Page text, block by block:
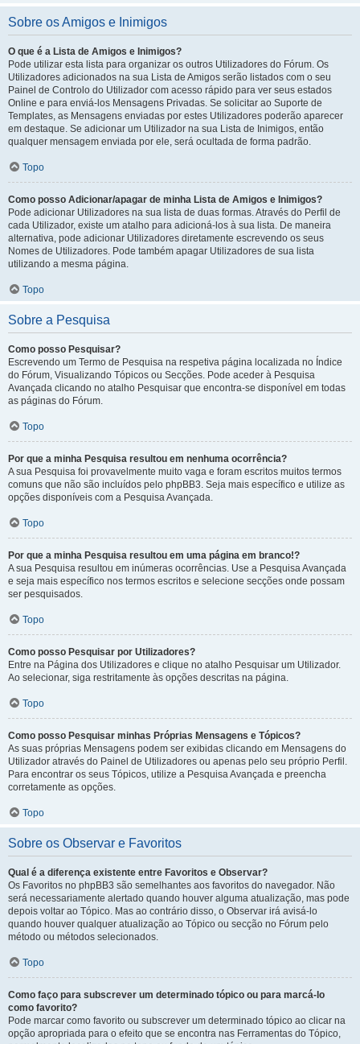
Sobre os Amigos e Inimigos
O que é a Lista de Amigos e Inimigos?
Pode utilizar esta lista para organizar os outros Utilizadores do Fórum. Os
Utilizadores adicionados na sua Lista de Amigos serão listados com o seu
Painel de Controlo do Utilizador com acesso rápido para ver seus estados
Online e para enviá-los Mensagens Privadas. Se solicitar ao Suporte de
Templates, as Mensagens enviadas por estes Utilizadores poderão aparecer
em destaque. Se adicionar um Utilizador na sua Lista de Inimigos, então
qualquer mensagem enviada por ele, será ocultada de forma padrão.
Topo
Como posso Adicionar/apagar de minha Lista de Amigos e Inimigos?
Pode adicionar Utilizadores na sua lista de duas formas. Através do Perfil de
cada Utilizador, existe um atalho para adicioná-los à sua lista. De maneira
alternativa, pode adicionar Utilizadores diretamente escrevendo os seus
Nomes de Utilizadores. Pode também apagar Utilizadores de sua lista
utilizando a mesma página.
Topo
Sobre a Pesquisa
Como posso Pesquisar?
Escrevendo um Termo de Pesquisa na respetiva página localizada no Índice
do Fórum, Visualizando Tópicos ou Secções. Pode aceder à Pesquisa
Avançada clicando no atalho Pesquisar que encontra-se disponível em todas
as páginas do Fórum.
Topo
Por que a minha Pesquisa resultou em nenhuma ocorrência?
A sua Pesquisa foi provavelmente muito vaga e foram escritos muitos termos
comuns que não são incluídos pelo phpBB3. Seja mais específico e utilize as
opções disponíveis com a Pesquisa Avançada.
Topo
Por que a minha Pesquisa resultou em uma página em branco!?
A sua Pesquisa resultou em inúmeras ocorrências. Use a Pesquisa Avançada
e seja mais específico nos termos escritos e selecione secções onde possam
ser pesquisados.
Topo
Como posso Pesquisar por Utilizadores?
Entre na Página dos Utilizadores e clique no atalho Pesquisar um Utilizador.
Ao selecionar, siga restritamente às opções descritas na página.
Topo
Como posso Pesquisar minhas Próprias Mensagens e Tópicos?
As suas próprias Mensagens podem ser exibidas clicando em Mensagens do
Utilizador através do Painel de Utilizadores ou apenas pelo seu próprio Perfil.
Para encontrar os seus Tópicos, utilize a Pesquisa Avançada e preencha
corretamente as opções.
Topo
Sobre os Observar e Favoritos
Qual é a diferença existente entre Favoritos e Observar?
Os Favoritos no phpBB3 são semelhantes aos favoritos do navegador. Não
será necessariamente alertado quando houver alguma atualização, mas pode
depois voltar ao Tópico. Mas ao contrário disso, o Observar irá avisá-lo
quando houver qualquer atualização ao Tópico ou secção no Fórum pelo
método ou métodos selecionados.
Topo
Como faço para subscrever um determinado tópico ou para marcá-lo
como favorito?
Pode marcar como favorito ou subscrever um determinado tópico ao clicar na
opção apropriada para o efeito que se encontra nas Ferramentas do Tópico,